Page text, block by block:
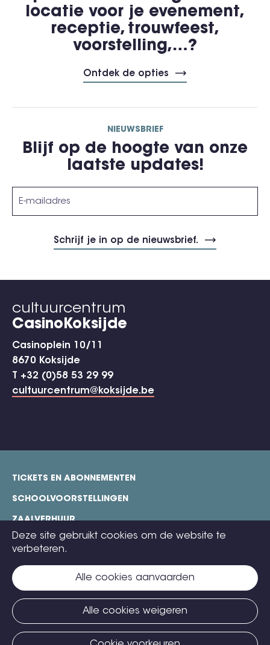
locatie voor je evenement,
receptie, trouwfeest,
voorstelling,…?
Ontdek de opties
NIEUWSBRIEF
Blijf op de hoogte van onze
laatste updates!
cultuurcentrum
CasinoKoksijde
Casinoplein 10/11
8670 Koksijde
T +32 (0)58 53 29 99
cultuurcentrum@koksijde.be
Deze site gebruikt cookies om de website te
verbeteren.
Alle cookies weigeren
Alle cookies aanvaarden
footer
TICKETS EN ABONNEMENTEN
SCHOOLVOORSTELLINGEN
ZAALVERHUUR
TECHNISCHE FICHES
CONTACT
TICKETS